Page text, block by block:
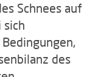
Schnees auf
sich
des